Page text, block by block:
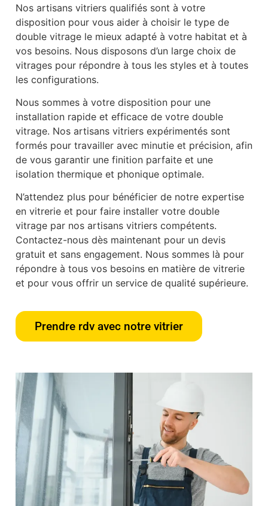
Nos artisans vitriers qualifiés sont à votre
disposition pour vous aider à choisir le type de
double vitrage le mieux adapté à votre habitat et à
vos besoins. Nous disposons d’un large choix de
vitrages pour répondre à tous les styles et à toutes
les configurations.
Nous sommes à votre disposition pour une
installation rapide et efficace de votre double
vitrage. Nos artisans vitriers expérimentés sont
formés pour travailler avec minutie et précision, afin
de vous garantir une finition parfaite et une
isolation thermique et phonique optimale.
N’attendez plus pour bénéficier de notre expertise
en vitrerie et pour faire installer votre double
vitrage par nos artisans vitriers compétents.
Contactez-nous dès maintenant pour un devis
gratuit et sans engagement. Nous sommes là pour
répondre à tous vos besoins en matière de vitrerie
et pour vous offrir un service de qualité supérieure.
Prendre rdv avec notre vitrier